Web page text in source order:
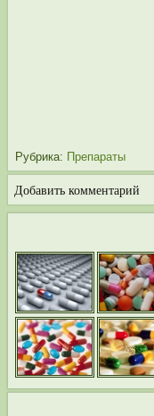
Рубрика: Препараты
Добавить комментарий